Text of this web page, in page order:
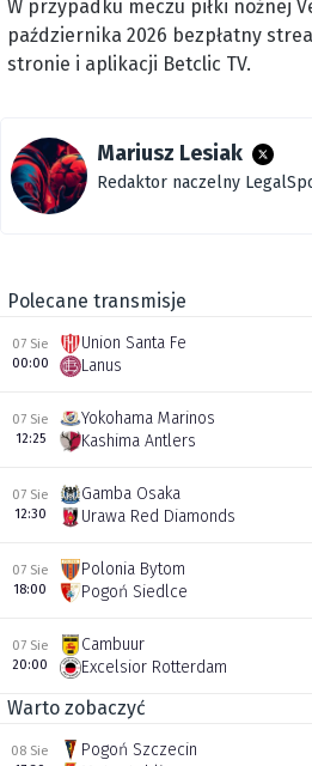
W przypadku meczu piłki nożnej
października 2026 bezpłatny
stronie i aplikacji Betclic TV.
Mariusz Lesiak
Redaktor naczelny
Polecane transmisje
07 Sie
00:00
Union Santa Fe
Lanus
07 Sie
12:25
Yokohama Marinos
Kashima Antlers
07 Sie
12:30
Gamba Osaka
Urawa Red Diamonds
07 Sie
18:00
Polonia Bytom
Pogoń Siedlce
07 Sie
20:00
Cambuur
Excelsior Rotterdam
Warto zobaczyć
08 Sie
Pogoń Szczecin